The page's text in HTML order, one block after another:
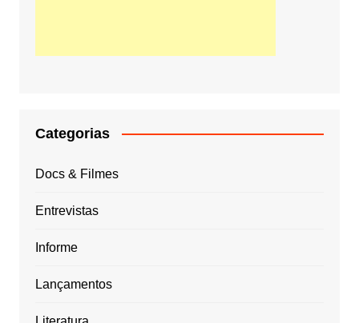
Categorias
Docs & Filmes
Entrevistas
Informe
Lançamentos